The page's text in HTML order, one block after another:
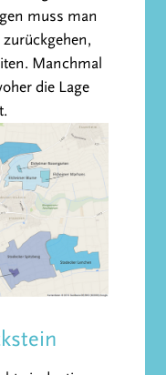
muss man
Manchmal
die Lage